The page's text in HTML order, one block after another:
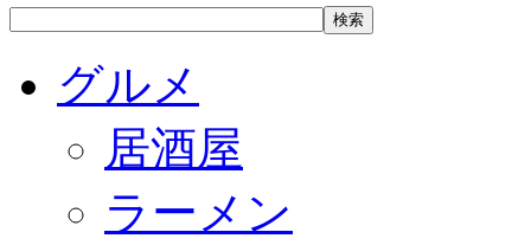
グルメ
居酒屋
ラーメン